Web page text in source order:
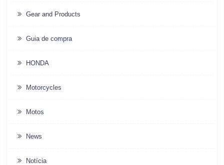
Gear and Products
Guia de compra
HONDA
Motorcycles
Motos
News
Notícia